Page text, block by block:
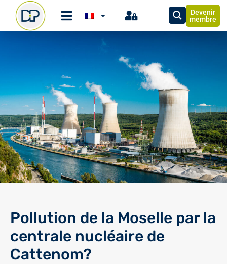
Devenir
membre
Pollution de la Moselle par la
centrale nucléaire de
Cattenom?